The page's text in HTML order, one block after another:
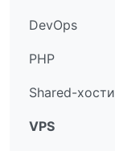
DevOps
PHP
Shared-
VPS